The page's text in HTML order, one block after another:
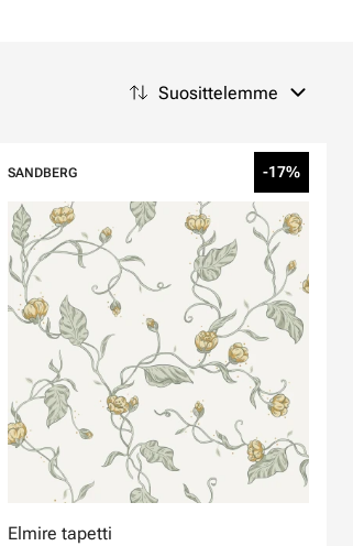
Suosittelemme
SANDBERG -17%
Elmire tapetti